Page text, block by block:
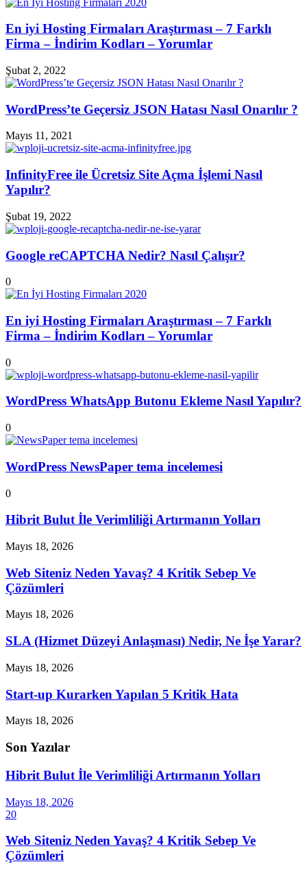
En iyi Hosting Firmaları Araştırması – 7 Farklı
Firma – İndirim Kodları – Yorumlar
Şubat 2, 2022
WordPress’te Geçersiz JSON Hatası Nasıl Onarılır ?
Mayıs 11, 2021
InfinityFree ile Ücretsiz Site Açma İşlemi Nasıl
Yapılır?
Şubat 19, 2022
Google reCAPTCHA Nedir? Nasıl Çalışır?
0
En iyi Hosting Firmaları Araştırması – 7 Farklı
Firma – İndirim Kodları – Yorumlar
0
WordPress WhatsApp Butonu Ekleme Nasıl Yapılır?
0
WordPress NewsPaper tema incelemesi
0
Hibrit Bulut İle Verimliliği Artırmanın Yolları
Mayıs 18, 2026
Web Siteniz Neden Yavaş? 4 Kritik Sebep Ve
Çözümleri
Mayıs 18, 2026
SLA (Hizmet Düzeyi Anlaşması) Nedir, Ne İşe Yarar?
Mayıs 18, 2026
Start-up Kurarken Yapılan 5 Kritik Hata
Mayıs 18, 2026
Son Yazılar
Hibrit Bulut İle Verimliliği Artırmanın Yolları
Mayıs 18, 2026
20
Web Siteniz Neden Yavaş? 4 Kritik Sebep Ve
Çözümleri